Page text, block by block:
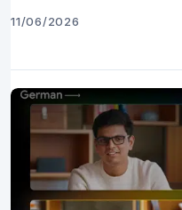
11/06/2026